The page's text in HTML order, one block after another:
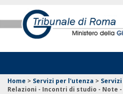
Home > Servizi per l'utenza >
Relazioni - Incontri di studio - Note -